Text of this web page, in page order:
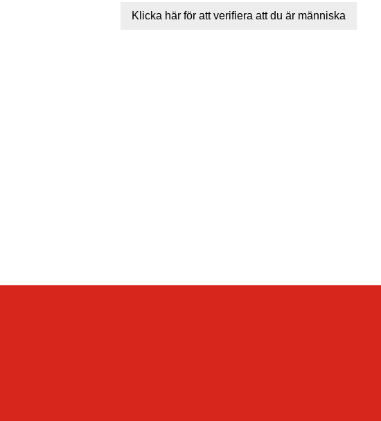
Klicka här för att verifiera att du är människa